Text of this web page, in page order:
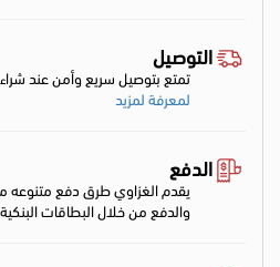
التوصيل
تمتع بتوصيل سريع وأمن عند
لمعرفة لمزيد
الدفع
يقدم الغزاوي طرق دفع متنوعه
والدفع من خلال البطاقات